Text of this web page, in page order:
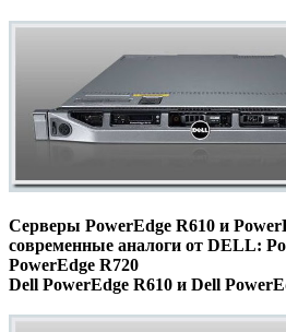
Серверы PowerEdge R610 и
современные аналоги от DELL:
PowerEdge R720
Dell PowerEdge R610 и Dell